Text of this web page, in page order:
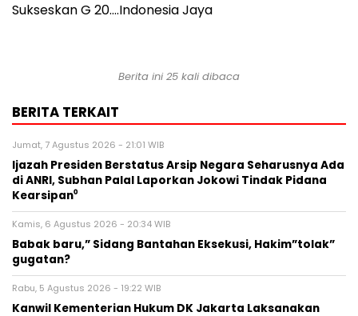
Sukseskan G 20….Indonesia Jaya
Berita ini 25 kali dibaca
BERITA TERKAIT
Jumat, 7 Agustus 2026 - 21:01 WIB
Ijazah Presiden Berstatus Arsip Negara Seharusnya Ada
di ANRI, Subhan Palal Laporkan Jokowi Tindak Pidana
Kearsipan⁰
Kamis, 6 Agustus 2026 - 20:34 WIB
Babak baru,” Sidang Bantahan Eksekusi, Hakim”tolak”
gugatan?
Rabu, 5 Agustus 2026 - 19:22 WIB
Kanwil Kementerian Hukum DK Jakarta Laksanakan